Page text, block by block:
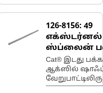
126-8156: 49
எக்ஸ்டர்னல்
ஸ்ப்லைன்
கொண்ட
பக்க
ஷாஃப்ட்
Cat® இடது பக்க
ஆக்ஸில்
இடது டிரைவ்